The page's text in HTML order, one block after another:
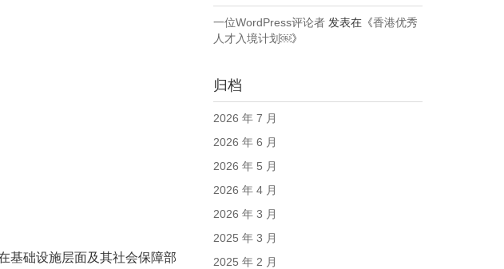
基础设施层面及其社会保障部
一位WordPress评论者发表在《香港优秀
人才入境计划￼》
归档
2026 年 7 月
2026 年 6 月
2026 年 5 月
2026 年 4 月
2026 年 3 月
2025 年 3 月
2025 年 2 月